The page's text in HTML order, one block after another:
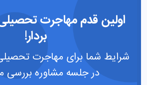
اولین قدم مهاجرت
بردار!
شرایط شما برای مهاجرت
در جلسه مشاوره